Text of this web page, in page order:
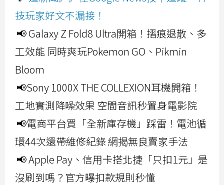
技玩家好文不漏接！
📢 Galaxy Z Fold8 Ultra開箱！摺痕退散、多
工效能 同時爽玩Pokemon GO、Pikmin
Bloom
📢Sony 1000X THE COLLEXION耳機開箱！
工地實測降噪效果 空間音訊秒置身電影院
📢電商平台買「全新庫存機」踩雷！電池循
環44次還帶維修紀錄 網揭無良賣家手法
📢 Apple Pay、信用卡搭北捷「只扣1元」是
沒刷到嗎？官方曝扣款規則秒懂